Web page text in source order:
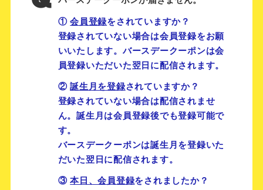
①会員登録をされていますか？
登録されていない場合は会員登録をお願
いいたします。バースデークーポンは会
員登録いただいた翌日に配信されます。
②誕生月を登録されていますか？
登録されていない場合は配信されませ
ん。誕生月は会員登録後でも登録可能で
す。
バースデークーポンは誕生月を登録いた
だいた翌日に配信されます。
③本日、会員登録をされましたか？